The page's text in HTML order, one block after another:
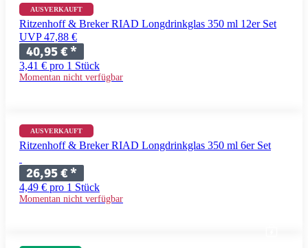
AUSVERKAUFT
Ritzenhoff & Breker RIAD Longdrinkglas 350 ml 12er Set
UVP 47,88 €
40,95 €*
3,41 € pro 1 Stück
Momentan nicht verfügbar
AUSVERKAUFT
Ritzenhoff & Breker RIAD Longdrinkglas 350 ml 6er Set
26,95 €*
4,49 € pro 1 Stück
Momentan nicht verfügbar